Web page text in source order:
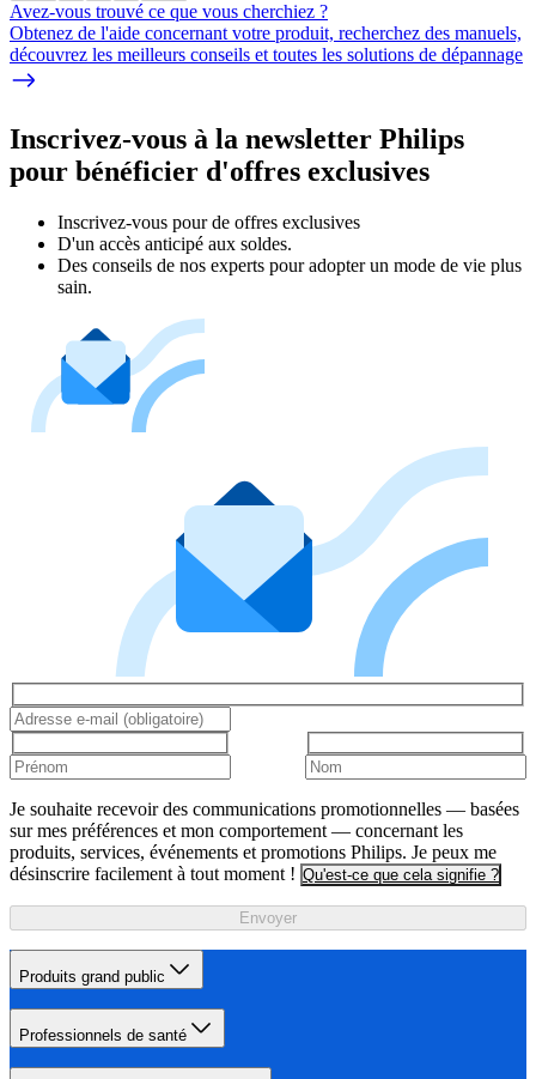
Avez-vous trouvé ce que vous cherchiez ?
Obtenez de l'aide concernant votre produit, recherchez des manuels,
découvrez les meilleurs conseils et toutes les solutions de dépannage
Inscrivez-vous à la newsletter Philips
pour bénéficier d'offres exclusives
Inscrivez‑vous pour de offres exclusives
D'un accès anticipé aux soldes.
Des conseils de nos experts pour adopter un mode de vie plus
sain.
Je souhaite recevoir des communications promotionnelles — basées
sur mes préférences et mon comportement — concernant les
produits, services, événements et promotions Philips. Je peux me
désinscrire facilement à tout moment ! Qu'est-ce que cela signifie ?
Envoyer
Produits grand public
Professionnels de santé